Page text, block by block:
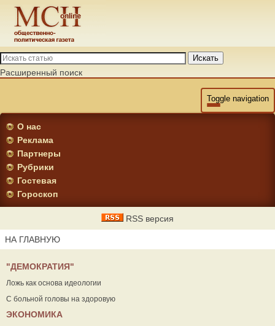
Искать
Расширенный поиск
Toggle navigation
О нас
Реклама
Партнеры
Рубрики
Гостевая
Гороскоп
RSS версия
НА ГЛАВНУЮ
"ДЕМОКРАТИЯ"
Ложь как основа идеологии
С больной головы на здоровую
ЭКОНОМИКА